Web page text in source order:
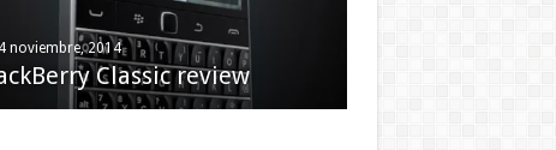
noviembre, 2014
Classic review